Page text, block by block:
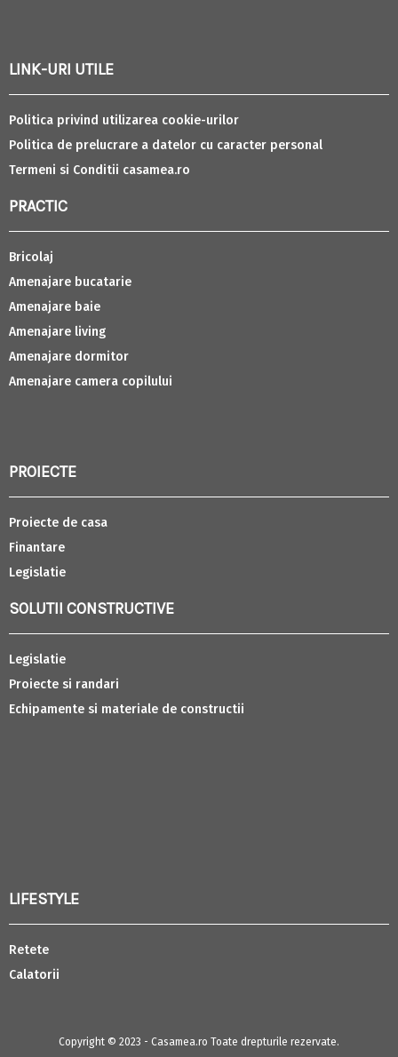
LINK-URI UTILE
Politica privind utilizarea cookie-urilor
Politica de prelucrare a datelor cu caracter personal
Termeni si Conditii casamea.ro
PRACTIC
Bricolaj
Amenajare bucatarie
Amenajare baie
Amenajare living
Amenajare dormitor
Amenajare camera copilului
PROIECTE
Proiecte de casa
Finantare
Legislatie
SOLUTII CONSTRUCTIVE
Legislatie
Proiecte si randari
Echipamente si materiale de constructii
LIFESTYLE
Retete
Calatorii
Copyright © 2023 - Casamea.ro Toate drepturile rezervate.